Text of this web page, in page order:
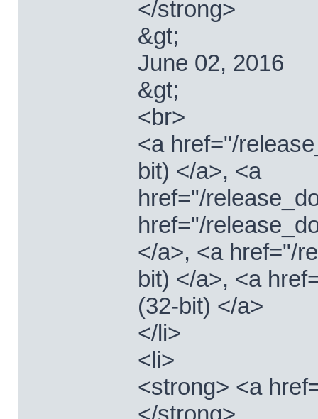
</strong>
&gt;
June 02, 2016
&gt;
<br>
<a href="/
bit) </a>, <a
href="/
href="/
</a>, <a href="/
bit) </a>, <a
(32-bit) </a>
</li>
<li>
<strong> <a
</strong>